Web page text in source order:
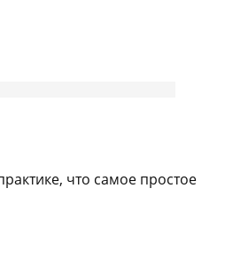
что самое простое